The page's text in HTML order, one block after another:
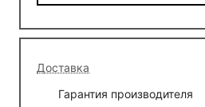
Доставка
Гарантия производителя